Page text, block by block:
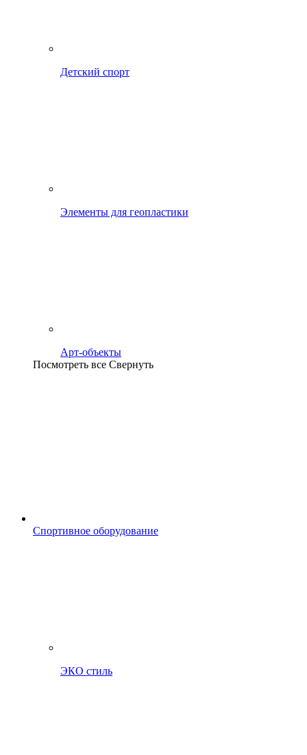
Детский спорт
Элементы для геопластики
Арт-объекты
Посмотреть все Свернуть
Спортивное оборудование
ЭКО стиль